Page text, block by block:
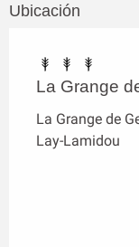
Ubicación
La Grange
La Grange de
Lay-Lamidou